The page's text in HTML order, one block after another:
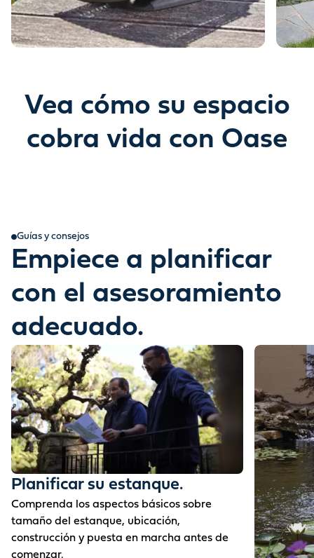
Vea cómo su espacio
cobra vida con Oase
Guías y consejos
Empiece a planificar
con el asesoramiento
adecuado.
Planificar su estanque.
Comprenda los aspectos básicos sobre
tamaño del estanque, ubicación,
construcción y puesta en marcha antes de
comenzar.